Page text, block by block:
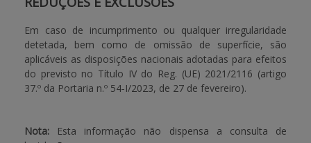
Em caso de incumprimento ou qualquer irregularidade
detetada, bem como de omissão de superfície, são
aplicáveis as disposições nacionais adotadas para efeitos
do previsto no Título IV do Reg. (UE) 2021/2116 (artigo
37.º da Portaria n.º 54-I/2023, de 27 de fevereiro).
Nota: Esta informação não dispensa a consulta de